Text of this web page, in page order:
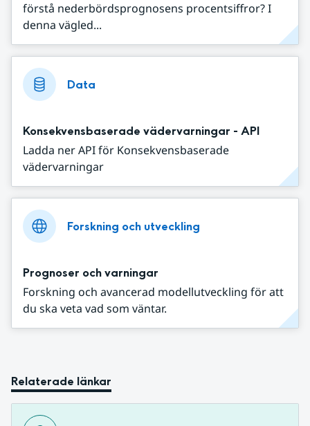
förstå nederbördsprognosens procentsiffror? I
denna vägled...
Data
Konsekvensbaserade vädervarningar - API
Ladda ner API för Konsekvensbaserade
vädervarningar
Forskning och utveckling
Prognoser och varningar
Forskning och avancerad modellutveckling för att
du ska veta vad som väntar.
Relaterade länkar